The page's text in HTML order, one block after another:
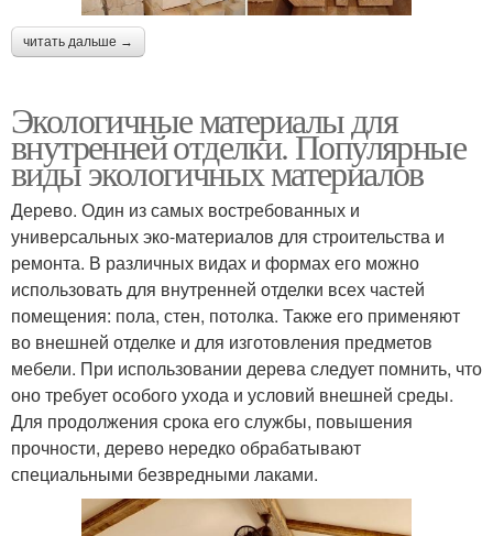
читать дальше →
Экологичные материалы для
внутренней отделки. Популярные
виды экологичных материалов
Дерево. Один из самых востребованных и
универсальных эко-материалов для строительства и
ремонта. В различных видах и формах его можно
использовать для внутренней отделки всех частей
помещения: пола, стен, потолка. Также его применяют
во внешней отделке и для изготовления предметов
мебели. При использовании дерева следует помнить, что
оно требует особого ухода и условий внешней среды.
Для продолжения срока его службы, повышения
прочности, дерево нередко обрабатывают
специальными безвредными лаками.